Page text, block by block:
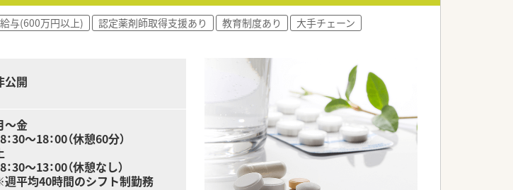
与(600万円以上) 認定薬剤師取得支援あり 教育制度あり
大手チェーン
公開
～金
：30～18：00（休憩60分）
：30～13：00（休憩なし）
平均40時間のシフト制勤務